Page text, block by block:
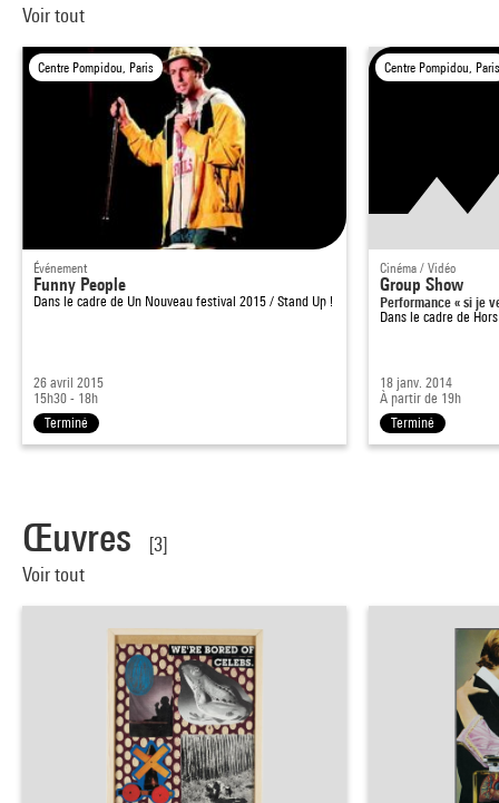
Voir tout
Centre Pompidou, Paris
Événement
Funny People
Dans le cadre de Un Nouveau festival 2015 / Stand Up !
26 avril 2015
15h30 - 18h
Terminé
Centre Pompidou,
Cinéma / Vidéo
Group Show
Performance « si je
Dans le cadre de
18 janv. 2014
À partir de 19h
Terminé
Œuvres
[3]
Voir tout